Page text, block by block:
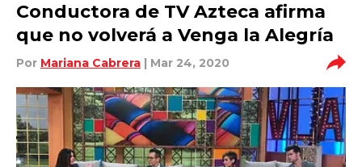
Conductora de TV Azteca afirma
que no volverá a Venga la Alegría
Por Mariana Cabrera | Mar 24, 2020